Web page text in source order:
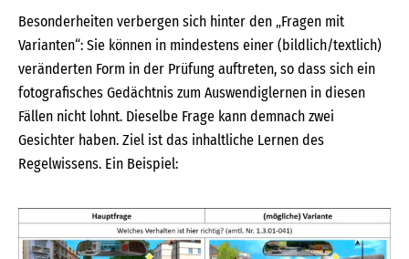
Besonderheiten verbergen sich hinter den „Fragen mit
Varianten“: Sie können in mindestens einer (bildlich/textlich)
veränderten Form in der Prüfung auftreten, so dass sich ein
fotografisches Gedächtnis zum Auswendiglernen in diesen
Fällen nicht lohnt. Dieselbe Frage kann demnach zwei
Gesichter haben. Ziel ist das inhaltliche Lernen des
Regelwissens. Ein Beispiel: